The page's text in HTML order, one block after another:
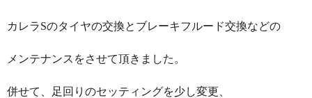
カレラSのタイヤの交換とブレーキフルード交換などの
メンテナンスをさせて頂きました。
併せて、足回りのセッティングを少し変更、